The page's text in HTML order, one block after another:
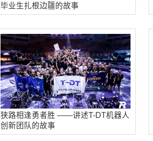
毕业生扎根边疆的故事
狭路相逢勇者胜 ——讲述T-DT机器人
创新团队的故事